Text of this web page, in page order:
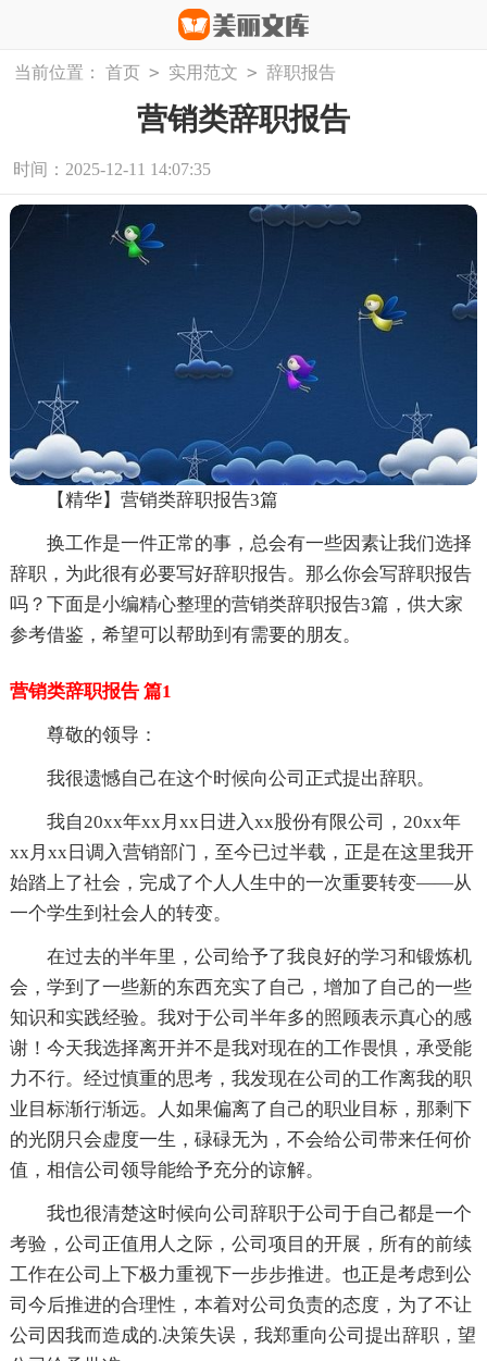
当前位置： 首页 > 实用范文 > 辞职报告
营销类辞职报告
时间：2025-12-11 14:07:35
【精华】营销类辞职报告3篇
换工作是一件正常的事，总会有一些因素让我们选择
辞职，为此很有必要写好辞职报告。那么你会写辞职报告
吗？下面是小编精心整理的营销类辞职报告3篇，供大家
参考借鉴，希望可以帮助到有需要的朋友。
营销类辞职报告 篇1
尊敬的领导：
我很遗憾自己在这个时候向公司正式提出辞职。
我自20xx年xx月xx日进入xx股份有限公司，20xx年
xx月xx日调入营销部门，至今已过半载，正是在这里我开
始踏上了社会，完成了个人人生中的一次重要转变——从
一个学生到社会人的转变。
在过去的半年里，公司给予了我良好的学习和锻炼机
会，学到了一些新的东西充实了自己，增加了自己的一些
知识和实践经验。我对于公司半年多的照顾表示真心的感
谢！今天我选择离开并不是我对现在的工作畏惧，承受能
力不行。经过慎重的思考，我发现在公司的工作离我的职
业目标渐行渐远。人如果偏离了自己的职业目标，那剩下
的光阴只会虚度一生，碌碌无为，不会给公司带来任何价
值，相信公司领导能给予充分的谅解。
我也很清楚这时候向公司辞职于公司于自己都是一个
考验，公司正值用人之际，公司项目的开展，所有的前续
工作在公司上下极力重视下一步步推进。也正是考虑到公
司今后推进的合理性，本着对公司负责的态度，为了不让
公司因我而造成的.决策失误，我郑重向公司提出辞职，望